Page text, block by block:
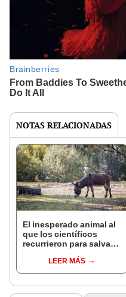
NOTAS RELACIONADAS
El inesperado animal al
que los científicos
recurrieron para salvar
reintroducción de un
asno salvaje está
en un paisaje con más
LEER MÁS